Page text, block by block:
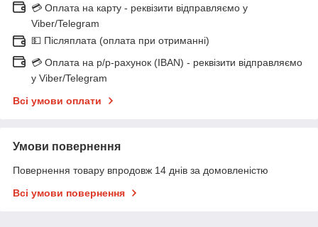
💳 Оплата на карту - реквізити відправляємо у
Viber/Telegram
💵 Післяплата (оплата при отриманні)
💳 Оплата на р/р-рахунок (IBAN) - реквізити відправляємо
у Viber/Telegram
Всі умови оплати
Умови повернення
Повернення товару впродовж 14 днів за домовленістю
Всі умови повернення